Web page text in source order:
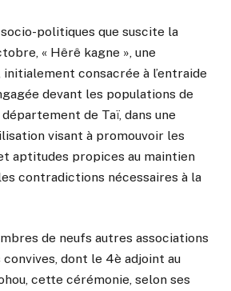
politiques que suscite la
« Hêrê kagne », une
consacrée à l’entraide
devant les populations de
de Taï, dans une
visant à promouvoir les
aptitudes propices au maintien
contradictions nécessaires à la
de neufs autres associations
convives, dont le 4è adjoint au
cette cérémonie, selon ses